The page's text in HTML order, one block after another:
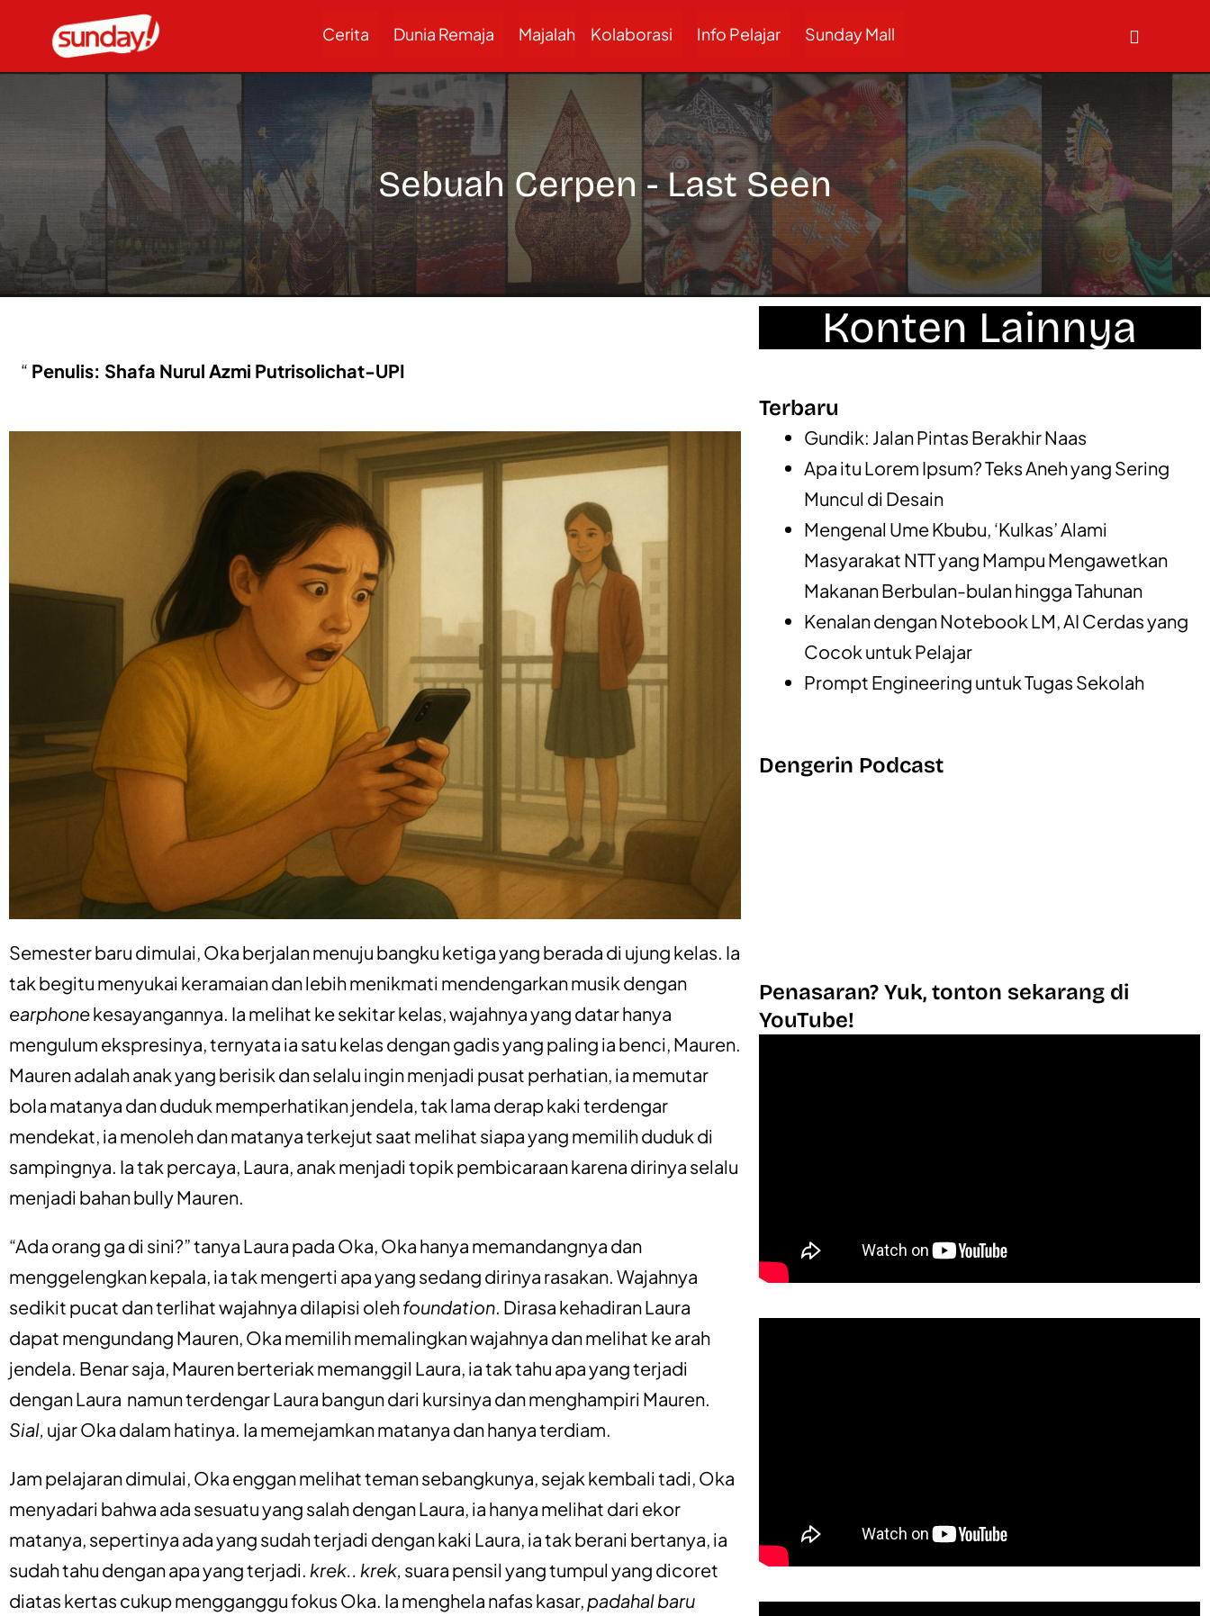
Cerita Dunia Remaja Majalah Kolaborasi Info Pelajar Sunday Mall
Sebuah Cerpen - Last Seen
Penulis: Shafa Nurul Azmi Putrisolichat-UPI
Semester baru dimulai, Oka berjalan menuju bangku ketiga yang berada di ujung kelas. Ia
tak begitu menyukai keramaian dan lebih menikmati mendengarkan musik dengan
earphonekesayangannya. Ia melihat ke sekitar kelas, wajahnya yang datar hanya
mengulum ekspresinya, ternyata ia satu kelas dengan gadis yang paling ia benci, Mauren.
Mauren adalah anak yang berisik dan selalu ingin menjadi pusat perhatian, ia memutar
bola matanya dan duduk memperhatikan jendela, tak lama derap kaki terdengar
mendekat, ia menoleh dan matanya terkejut saat melihat siapa yang memilih duduk di
sampingnya. Ia tak percaya, Laura, anak menjadi topik pembicaraan karena dirinya selalu
menjadi bahan bully Mauren.
“Ada orang ga di sini?” tanya Laura pada Oka, Oka hanya memandangnya dan
menggelengkan kepala, ia tak mengerti apa yang sedang dirinya rasakan. Wajahnya
sedikit pucat dan terlihat wajahnya dilapisi olehfoundation. Dirasa kehadiran Laura
dapat mengundang Mauren, Oka memilih memalingkan wajahnya dan melihat ke arah
jendela. Benar saja, Mauren berteriak memanggil Laura, ia tak tahu apa yang terjadi
dengan Laura namun terdengar Laura bangun dari kursinya dan menghampiri Mauren.
Sial, ujar Oka dalam hatinya. Ia memejamkan matanya dan hanya terdiam.
Jam pelajaran dimulai, Oka enggan melihat teman sebangkunya, sejak kembali tadi, Oka
menyadari bahwa ada sesuatu yang salah dengan Laura, ia hanya melihat dari ekor
matanya, sepertinya ada yang sudah terjadi dengan kaki Laura, ia tak berani bertanya, ia
sudah tahu dengan apa yang terjadi. krek.. krek, suara pensil yang tumpul yang dicoret
diatas kertas cukup mengganggu fokus Oka. Ia menghela nafas kasar, padahal baru
Konten Lainnya
Terbaru
Gundik: Jalan Pintas Berakhir Naas
Apa itu Lorem Ipsum? Teks Aneh yang Sering
Muncul di Desain
Mengenal Ume Kbubu, ‘Kulkas’ Alami
Masyarakat NTT yang Mampu Mengawetkan
Makanan Berbulan-bulan hingga Tahunan
Kenalan dengan Notebook LM, AI Cerdas yang
Cocok untuk Pelajar
Prompt Engineering untuk Tugas Sekolah
Dengerin Podcast
Penasaran? Yuk, tonton sekarang di
YouTube!